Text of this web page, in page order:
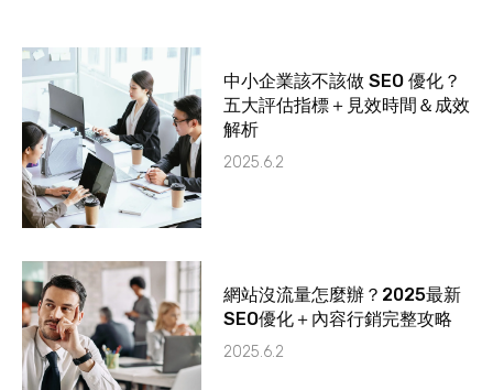
中小企業該不該做 SEO 優化？
五大評估指標＋見效時間＆成效
解析
2025.6.2
網站沒流量怎麼辦？2025最新
SEO優化＋內容行銷完整攻略
2025.6.2